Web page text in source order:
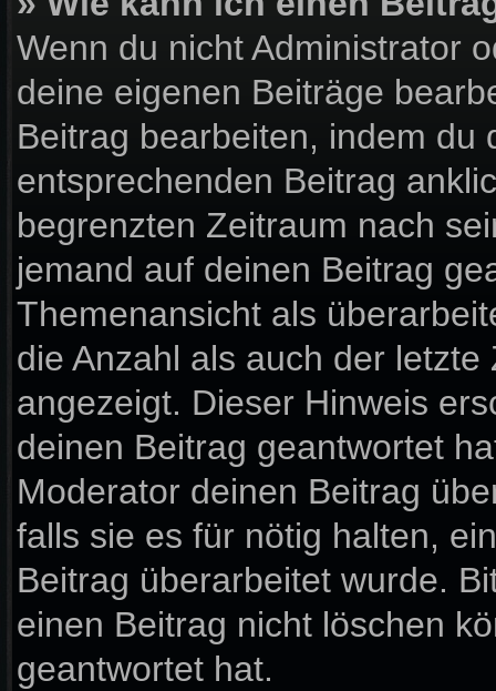
Wenn du nicht Administrator
deine eigenen Beiträge
Beitrag bearbeiten, indem du
entsprechenden Beitrag
begrenzten Zeitraum nach
jemand auf deinen Beitrag
Themenansicht als
die Anzahl als auch der
angezeigt. Dieser Hinweis
deinen Beitrag geantwortet
Moderator deinen Beitrag
falls sie es für nötig halten,
Beitrag überarbeitet wurde.
einen Beitrag nicht löschen
geantwortet hat.